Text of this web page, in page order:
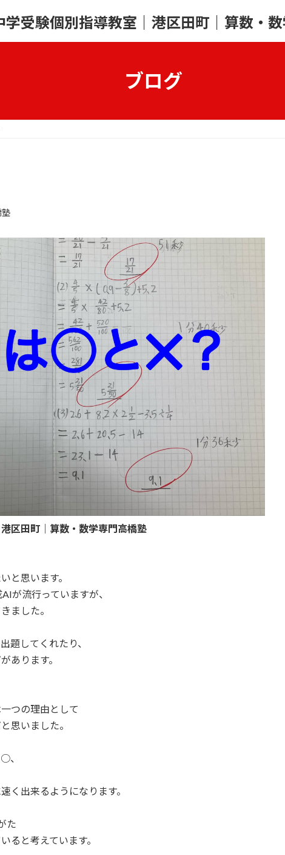
受験個別指導教室｜港区田町｜算数・
ブログ
塾
区田町｜算数・数学専門高橋塾
と思います。
が流行っていますが、
ました。
題してくれたり、
あります。
つの理由として
思いました。
、
く出来るようになります。
た
ると考えています。